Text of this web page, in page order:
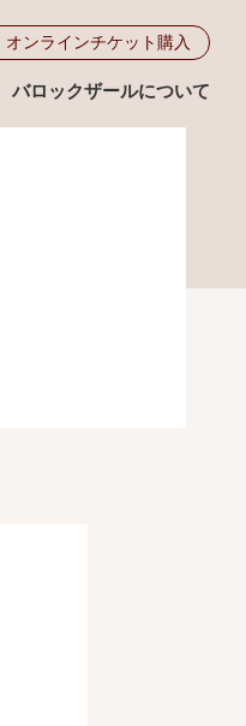
オンラインチケット購入
バロックザールについて